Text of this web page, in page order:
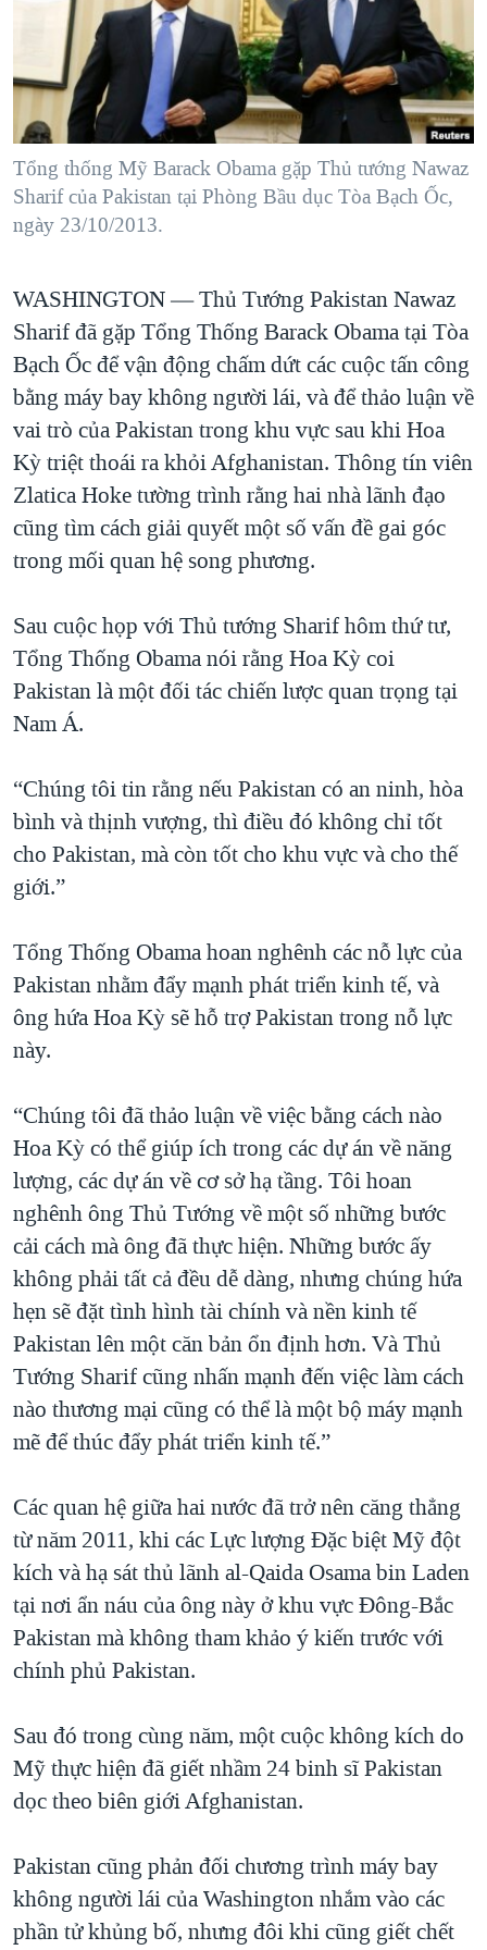
NGƯỜI VIỆT HẢI NGOẠI
ĐỜI SỐNG
KINH TẾ
KHOA HỌC
SỨC KHOẺ
VĂN HOÁ
GIÁO DỤC
TẠI
HÀNH TRÌNH BẦU CỬ 2024
MỘT NĂM CHIẾN TRANH TẠI DẢI GAZA
GIẢI MÃ VÀNH ĐAI & CON ĐƯỜNG
NGÀY TỊ NẠN THẾ GIỚI
TRỊNH VĨNH BÌNH - NGƯỜI HẠ 'BÊN THẮNG CUỘC'
GROUND ZERO – XƯA VÀ NAY
CÁC GIÁ TRỊ CỘNG HÒA Ở VIỆT NAM
THƯỢNG ĐỈNH TRUMP-KIM TẠI VIỆT NAM
TRỊNH VĨNH BÌNH VS. CHÍNH PHỦ VIỆT NAM
NGƯ DÂN VIỆT VÀ LÀN SÓNG TRỘM HẢI SÂM
BÊN KIA QUỐC LỘ: TIẾNG VỌNG TỪ NÔNG THÔN MỸ
VIDEO
NGHE
MẠNG XÃ HỘI
Ngôn ngữ khác
Tổng thống Mỹ Barack Obama gặp Thủ tướng Nawaz
Sharif của Pakistan tại Phòng Bầu dục Tòa Bạch Ốc,
ngày 23/10/2013.
WASHINGTON —Thủ Tướng Pakistan Nawaz
Sharif đã gặp Tổng Thống Barack Obama tại Tòa
Bạch Ốc để vận động chấm dứt các cuộc tấn công
bằng máy bay không người lái, và để thảo luận về
vai trò của Pakistan trong khu vực sau khi Hoa
Kỳ triệt thoái ra khỏi Afghanistan. Thông tín viên
Zlatica Hoke tường trình rằng hai nhà lãnh đạo
cũng tìm cách giải quyết một số vấn đề gai góc
trong mối quan hệ song phương.
Sau cuộc họp với Thủ tướng Sharif hôm thứ tư,
Tổng Thống Obama nói rằng Hoa Kỳ coi
Pakistan là một đối tác chiến lược quan trọng tại
Nam Á.
“Chúng tôi tin rằng nếu Pakistan có an ninh, hòa
bình và thịnh vượng, thì điều đó không chỉ tốt
cho Pakistan, mà còn tốt cho khu vực và cho thế
giới.”
Tổng Thống Obama hoan nghênh các nỗ lực của
Pakistan nhằm đẩy mạnh phát triển kinh tế, và
ông hứa Hoa Kỳ sẽ hỗ trợ Pakistan trong nỗ lực
này.
“Chúng tôi đã thảo luận về việc bằng cách nào
Hoa Kỳ có thể giúp ích trong các dự án về năng
lượng, các dự án về cơ sở hạ tầng. Tôi hoan
nghênh ông Thủ Tướng về một số những bước
cải cách mà ông đã thực hiện. Những bước ấy
không phải tất cả đều dễ dàng, nhưng chúng hứa
hẹn sẽ đặt tình hình tài chính và nền kinh tế
Pakistan lên một căn bản ổn định hơn. Và Thủ
Tướng Sharif cũng nhấn mạnh đến việc làm cách
nào thương mại cũng có thể là một bộ máy mạnh
mẽ để thúc đẩy phát triển kinh tế.”
Các quan hệ giữa hai nước đã trở nên căng thẳng
từ năm 2011, khi các Lực lượng Đặc biệt Mỹ đột
kích và hạ sát thủ lãnh al-Qaida Osama bin Laden
tại nơi ẩn náu của ông này ở khu vực Đông-Bắc
Pakistan mà không tham khảo ý kiến trước với
chính phủ Pakistan.
Sau đó trong cùng năm, một cuộc không kích do
Mỹ thực hiện đã giết nhầm 24 binh sĩ Pakistan
dọc theo biên giới Afghanistan.
Pakistan cũng phản đối chương trình máy bay
không người lái của Washington nhắm vào các
phần tử khủng bố, nhưng đôi khi cũng giết chết